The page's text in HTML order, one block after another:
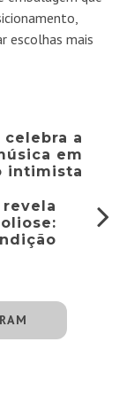
escolhas mais
celebra a
em
intimista